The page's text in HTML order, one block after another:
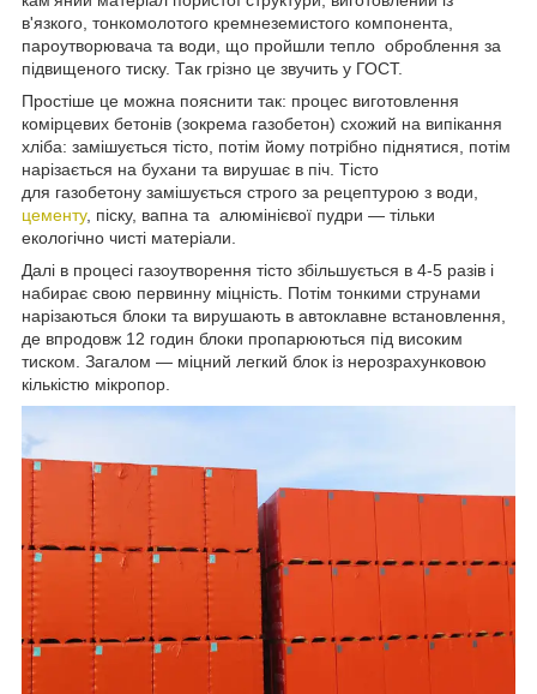
в'язкого, тонкомолотого кремнеземистого компонента,
пароутворювача та води, що пройшли тепло оброблення за
підвищеного тиску. Так грізно це звучить у ГОСТ.
Простіше це можна пояснити так: процес виготовлення
комірцевих бетонів (зокрема газобетон) схожий на випікання
хліба: замішується тісто, потім йому потрібно піднятися, потім
нарізається на бухани та вирушає в піч. Тісто
для газобетону замішується строго за рецептурою з води,
цементу, піску, вапна та алюмінієвої пудри — тільки
екологічно чисті матеріали.
Далі в процесі газоутворення тісто збільшується в 4-5 разів і
набирає свою первинну міцність. Потім тонкими струнами
нарізаються блоки та вирушають в автоклавне встановлення,
де впродовж 12 годин блоки пропарюються під високим
тиском. Загалом — міцний легкий блок із нерозрахунковою
кількістю мікропор.